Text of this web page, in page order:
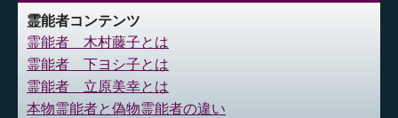
霊能者コンテンツ
霊能者 木村藤子とは
霊能者 下ヨシ子とは
霊能者 立原美幸とは
本物霊能者と偽物霊能者の違い